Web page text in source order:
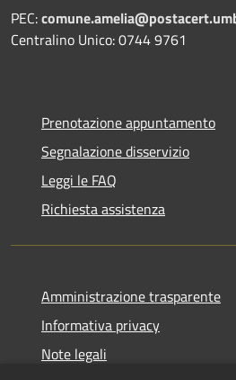
PEC:
Centralino Unico: 0744 9761
Prenotazione appuntamento
Segnalazione disservizio
Leggi le FAQ
Richiesta assistenza
Amministrazione trasparente
Informativa privacy
Note legali